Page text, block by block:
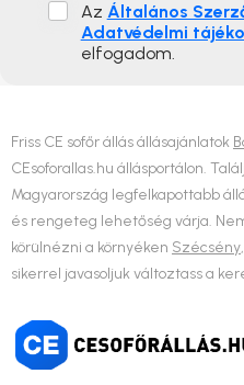
Az Általános
Adatvédelmi
elfogadom.
Friss CE sofőr állás állásajánlatok
CEsoforallas.hu állásportálon.
Magyarország legfelkapottabb
és rengeteg lehetőség várja.
körülnézni a környéken Szécsény,
sikerrel javasoljuk változtass a